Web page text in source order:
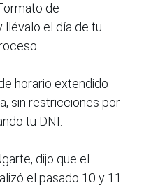
de
llévalo el día de tu
horario extendido
sin restricciones por
tu DNI.
dijo que el
el pasado 10 y 11